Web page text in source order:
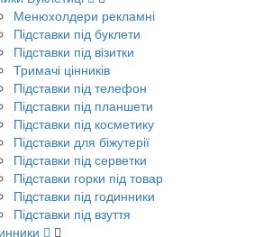
Менюхолдери рекламні
Підставки під буклети
Підставки під візитки
Тримачі цінників
Підставки під телефон
Підставки під планшети
Підставки під косметику
Підставки для біжутерії
Підставки під серветки
Підставки горки під товар
Підставки під годинники
Підставки під взуття